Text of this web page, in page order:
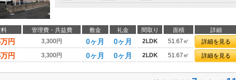
管理費・共益費 敷金 礼金 間取り 面積 詳細
万円 3,300円 0ヶ月 0ヶ月 2LDK 51.67㎡ 詳細を見る
万円 3,300円 0ヶ月 0ヶ月 2LDK 51.67㎡ 詳細を見る